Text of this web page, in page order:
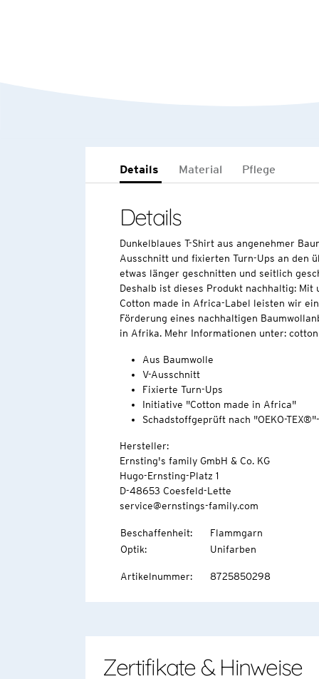
Details Material Pflege
Details
Dunkelblaues T-Shirt aus angenehmer
Ausschnitt und fixierten Turn-Ups an den
etwas länger geschnitten und seitlich
Deshalb ist dieses Produkt nachhaltig: Mit
Cotton made in Africa-Label leisten wir
Förderung eines nachhaltigen
in Afrika. Mehr Informationen unter:
Aus Baumwolle
V-Ausschnitt
Fixierte Turn-Ups
Initiative "Cotton made in Africa"
Schadstoffgeprüft nach "OEKO-
Hersteller:
Ernsting's family GmbH & Co. KG
Hugo-Ernsting-Platz 1
D-48653 Coesfeld-Lette
service@ernstings-family.com
Beschaffenheit:
Flammgarn
Optik: Unifarben
Artikelnummer: 8725850298
Zertifikate & Hinweise